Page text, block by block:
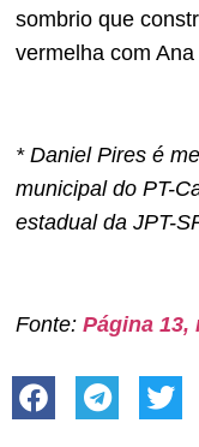
sombrio que
vermelha com
* Daniel Pires é
municipal do PT-
estadual da JPT-
Fonte: Página 13,